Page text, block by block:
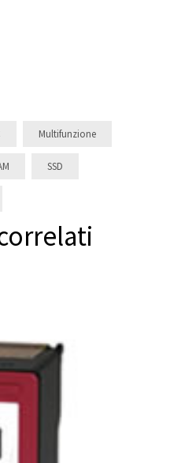
Multifunzione
SSD